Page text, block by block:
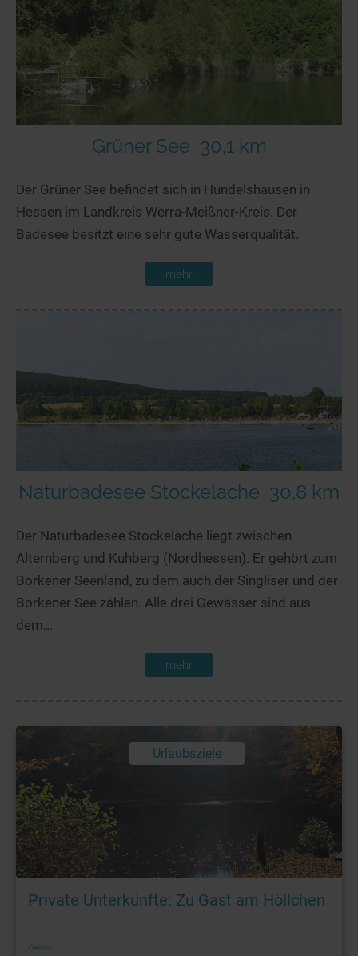
Grüner See 30,1 km
Der Grüner See befindet sich in Hundelshausen in
Hessen im Landkreis Werra-Meißner-Kreis. Der
Badesee besitzt eine sehr gute Wasserqualität.
mehr
Naturbadesee Stockelache 30,8 km
Der Naturbadesee Stockelache liegt zwischen
Alternberg und Kuhberg (Nordhessen). Er gehört zum
Borkener Seenland, zu dem auch der Singliser und der
Borkener See zählen. Alle drei Gewässer sind aus
dem...
mehr
Urlaubsziele
Foto: © Frank Schierenberg
Private Unterkünfte: Zu Gast am Höllchen